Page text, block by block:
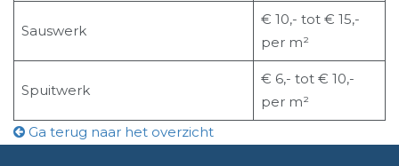
Sauswerk
€ 10,- tot € 15,-
per m²
Spuitwerk
€ 6,- tot € 10,-
per m²
Ga terug naar het overzicht